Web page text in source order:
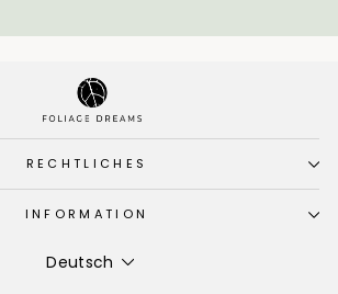
RECHTLICHES
INFORMATION
Sprache
Deutsch